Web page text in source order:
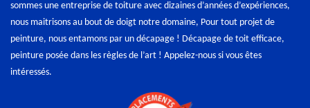
sommes une entreprise de toiture avec dizaines d’années d’expériences,
nous maitrisons au bout de doigt notre domaine, Pour tout projet de
peinture, nous entamons par un décapage ! Décapage de toit efficace,
peinture posée dans les règles de l’art ! Appelez-nous si vous êtes
intéressés.